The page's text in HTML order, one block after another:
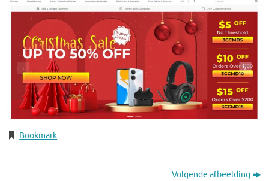
Bookmark.
Volgende afbeelding